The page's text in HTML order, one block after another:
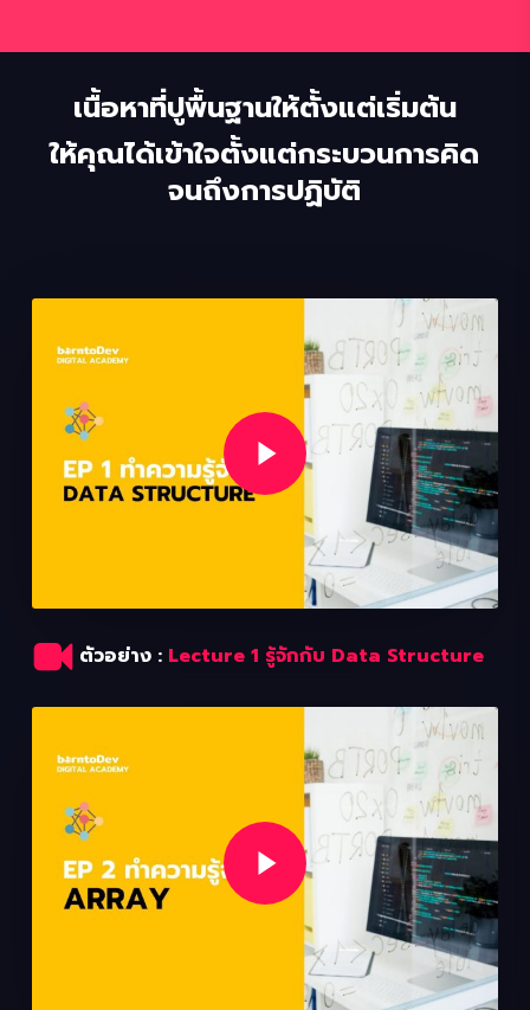
เนื้อหาที่ปูพื้นฐานให้ตั้งแต่เริ่มต้น
ให้คุณได้เข้าใจตั้งแต่กระบวนการคิด
จนถึงการปฏิบัติ
Play Video
Play Video
ตัวอย่าง : Lecture 1 รู้จักกับ Data Structure
Play Video
Play Video